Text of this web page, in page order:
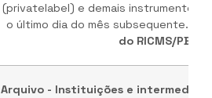
(privatelabel) e demais instrumentos
o último dia do mês subsequente.
do RICMS/PB
Arquivo - Instituições e